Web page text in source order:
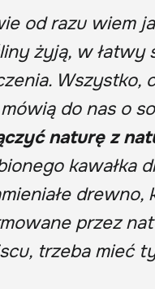
od razu wiem
żyją, w łatwy
do nas o
naturę z
kawałka
przez
trzeba mieć